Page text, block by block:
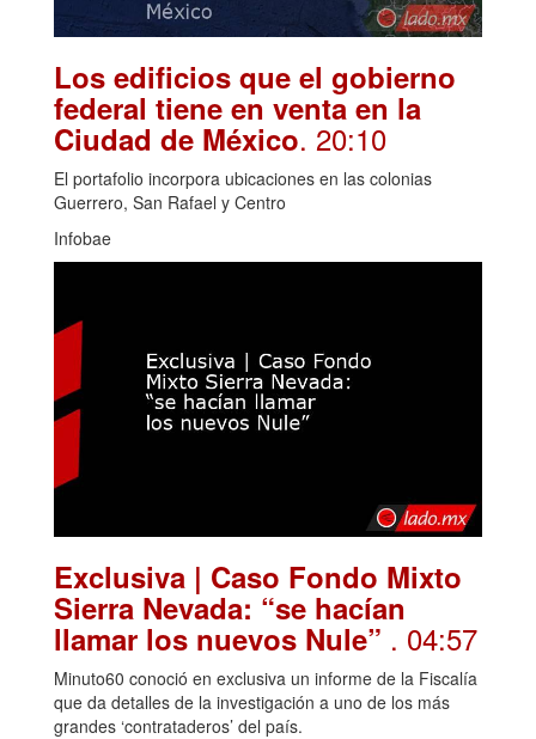
Los edificios que el gobierno
federal tiene en venta en la
Ciudad de México. 20:10
El portafolio incorpora ubicaciones en las colonias
Guerrero, San Rafael y Centro
Infobae
Exclusiva | Caso Fondo Mixto
Sierra Nevada: “se hacían
llamar los nuevos Nule” . 04:57
Minuto60 conoció en exclusiva un informe de la Fiscalía
que da detalles de la investigación a uno de los más
grandes ‘contrataderos’ del país.